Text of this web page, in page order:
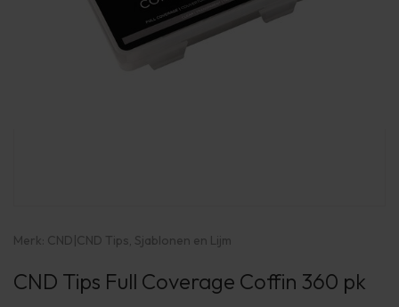
Merk: CND|CND Tips, Sjablonen en Lijm
CND Tips Full Coverage Coffin 360 pk